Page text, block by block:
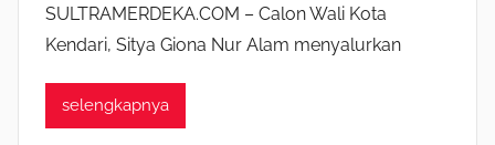
SULTRAMERDEKA.COM – Calon Wali Kota
Kendari, Sitya Giona Nur Alam menyalurkan
selengkapnya